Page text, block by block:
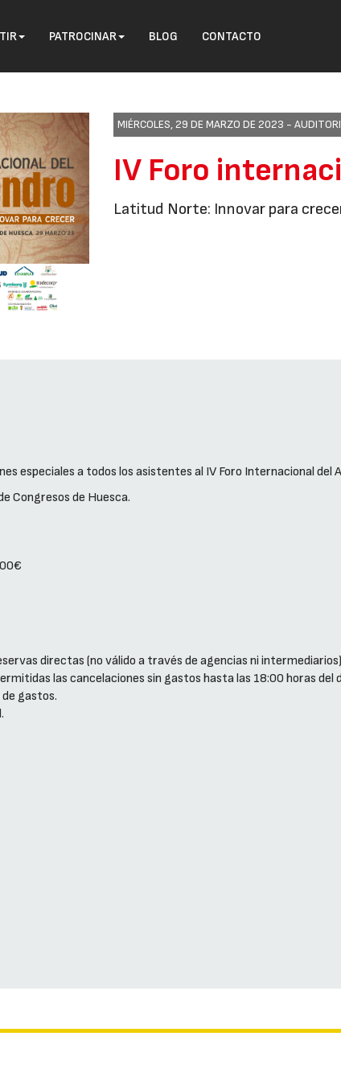
PATROCINAR BLOG CONTACTO
MIÉRCOLES, 29 DE MARZO DE 2023 -
IV Foro
Latitud Norte: Innovar para
especiales a todos los asistentes al IV Foro Internacional
Congresos de Huesca.
directas (no válido a través de agencias ni
las cancelaciones sin gastos hasta las 18:00 horas del
gastos.